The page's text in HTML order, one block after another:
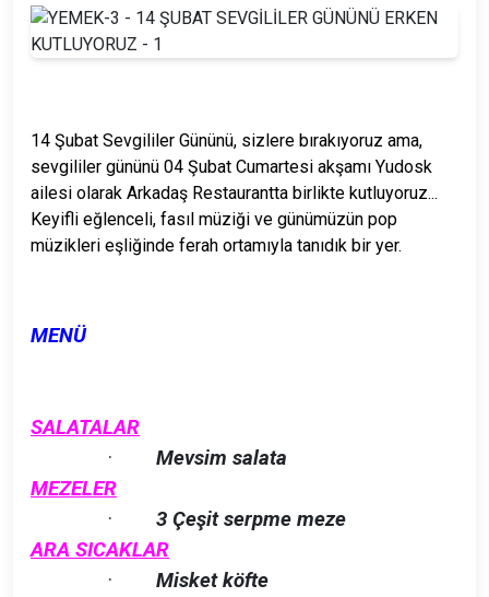
14 Şubat Sevgililer Gününü, sizlere bırakıyoruz ama,
sevgililer gününü 04 Şubat Cumartesi akşamı Yudosk
ailesi olarak Arkadaş Restaurantta birlikte kutluyoruz...
Keyifli eğlenceli, fasıl müziği ve günümüzün pop
müzikleri eşliğinde ferah ortamıyla tanıdık bir yer.
MENÜ
SALATALAR
·
Mevsim salata
MEZELER
·
3 Çeşit serpme meze
ARA SICAKLAR
·
Misket köfte